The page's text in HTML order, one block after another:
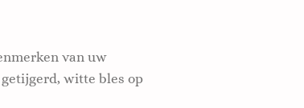
van uw
witte bles op